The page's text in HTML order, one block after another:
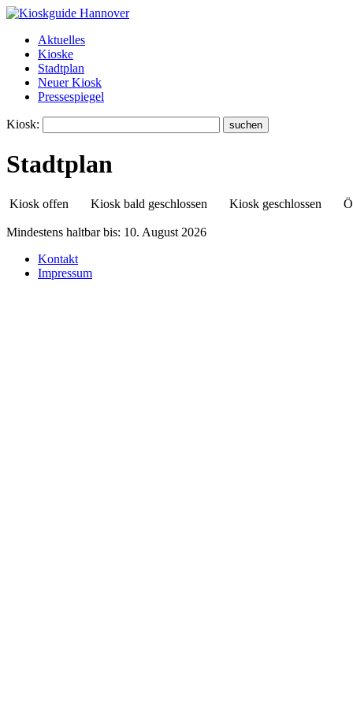
Aktuelles
Kioske
Stadtplan
Neuer Kiosk
Pressespiegel
Kiosk:
Stadtplan
Kiosk offen Kiosk bald geschlossen Kiosk geschlossen
Mindestens haltbar bis: 10. August 2026
Kontakt
Impressum